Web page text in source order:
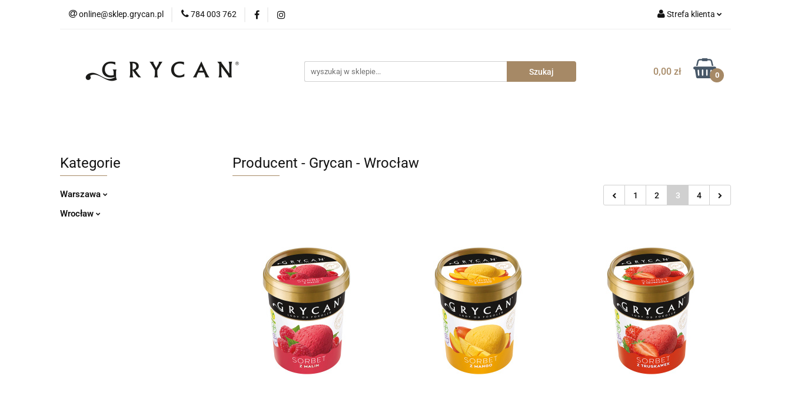
online@sklep.grycan.pl 784 003 762 Strefa klienta
Zarejestruj się
Dodaj zgłoszenie
0,00 zł 0
Sklep Internetowy Warszawa
Kategorie
Warszawa
Wrocław
Producent - Grycan - Wrocław
1 2 3 4